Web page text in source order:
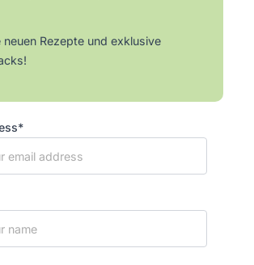
neuen Rezepte und exklusive